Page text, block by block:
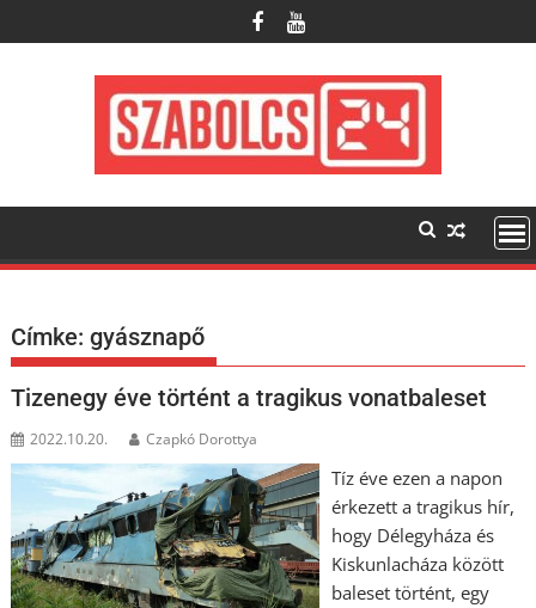
to
Címke:gyásznapő
Tizenegy éve történt a tragikus vonatbaleset
2022.10.20. Czapkó Dorottya
Tíz éve ezen a napon
érkezett a tragikus hír,
hogy Délegyháza és
Kiskunlacháza között
baleset történt, egy